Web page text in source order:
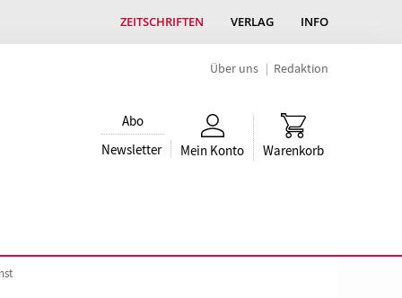
ZEITSCHRIFTEN VERLAG INFO
Über uns Redaktion
Abo
Newsletter
Mein Konto Warenkorb